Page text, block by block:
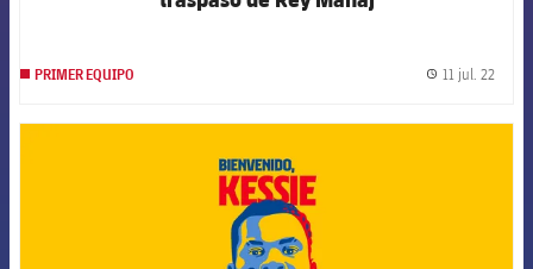
PRIMER EQUIPO 11 jul. 22